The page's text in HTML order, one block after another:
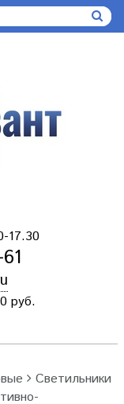
17.30
руб.
Светильники